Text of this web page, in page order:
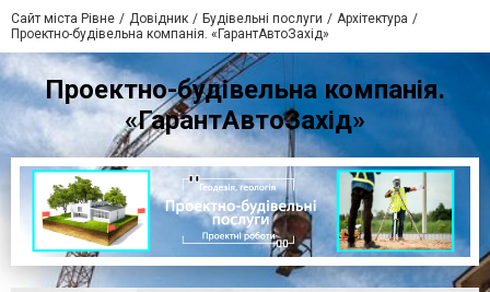
Сайт міста Рівне Довідник Будівельні послуги
Архітектура
Проектно-будівельна компанія. «ГарантАвтоЗахід»
Проектно-будівельна компанія.
«ГарантАвтоЗахід»